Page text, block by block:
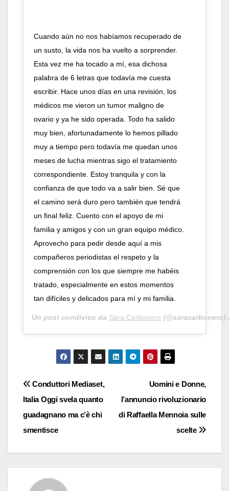
Cuando aún no nos habíamos recuperado de
un susto, la vida nos ha vuelto a sorprender.
Esta vez me ha tocado a mí, esa dichosa
palabra de 6 letras que todavía me cuesta
escribir. Hace unos días en una revisión, los
médicos me vieron un tumor maligno de
ovario y ya he sido operada. Todo ha salido
muy bien, afortunadamente lo hemos pillado
muy a tiempo pero todavía me quedan unos
meses de lucha mientras sigo el tratamiento
correspondiente. Estoy tranquila y con la
confianza de que todo va a salir bien. Sé que
el camino será duro pero también que tendrá
un final feliz. Cuento con el apoyo de mi
familia y amigos y con un gran equipo médico.
Aprovecho para pedir desde aquí a mis
compañeros periodistas el respeto y la
comprensión con los que siempre me habéis
tratado, especialmente en estos momentos
tan difíciles y delicados para mí y mi familia.
Un post condiviso da Sara Carbonero
Navigazione
articoli
Uomini e Donne,
l’annuncio rivoluzionario
di Raffaella Mennoia sulle
scelte
Conduttori Mediaset,
Italia Oggi svela quanto
guadagnano ma c’è chi
smentisce